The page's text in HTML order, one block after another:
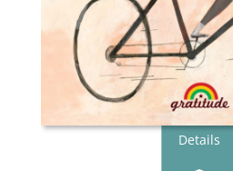
Preis:
16.95 €
Erscheingsdatum:20.05.22
zum Shop
Details